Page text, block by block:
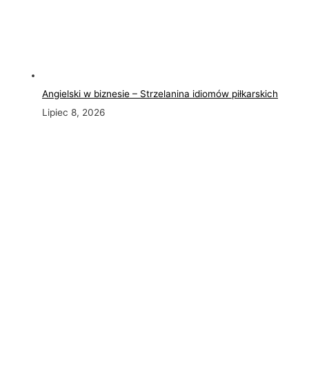
Angielski w biznesie – Strzelanina idiomów piłkarskich
Lipiec 8, 2026